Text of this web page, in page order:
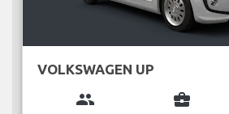
VOLKSWAGEN UP
group business_center